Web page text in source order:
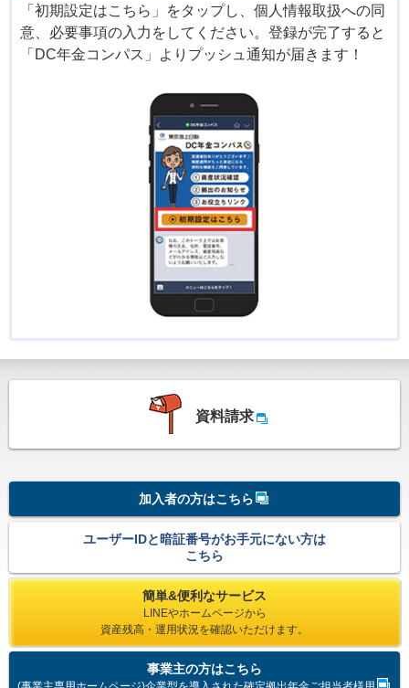
「初期設定はこちら」をタップし、個人情報取扱への同
意、必要事項の入力をしてください。登録が完了すると
「DC年金コンパス」よりプッシュ通知が届きます！
資料請求
加入者の方はこちら
ユーザーIDと暗証番号がお手元にない方は
こちら
簡単&便利なサービス
LINEやホームページから
資産残高・運用状況を確認いただけます。
事業主の方はこちら